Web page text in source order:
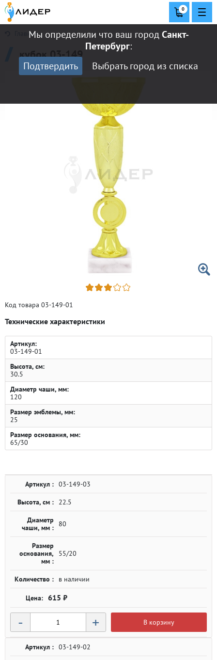
Мы определили что ваш городСанкт-
Петербург:
Подтвердить
Выбрать город из списка
0
Главная
кубок 03-149
Код товара 03-149-01
Технические характеристики
Артикул:
03-149-01
Высота, см:
30.5
Диаметр чаши, мм:
120
Размер эмблемы, мм:
25
Размер основания, мм:
65/30
Артикул : 03-149-03
Высота, см : 22.5
Диаметр
чаши, мм :
80
Размер
основания,
мм :
55/20
Количество : в наличии
615 ₽
- + В корзину
Артикул : 03-149-02